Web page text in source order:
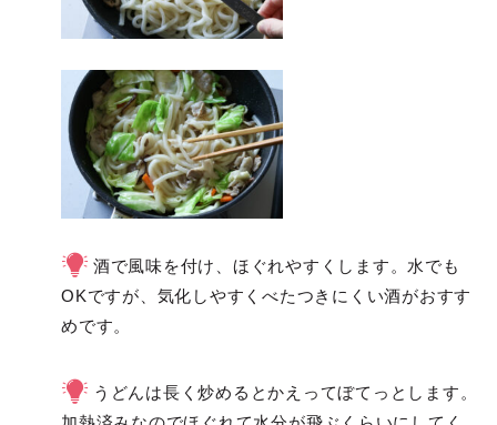
酒で風味を付け、ほぐれやすくします。水でも
OKですが、気化しやすくべたつきにくい酒がおすす
めです。
うどんは長く炒めるとかえってぼてっとします。